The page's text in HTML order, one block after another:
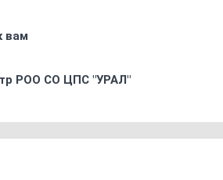
вам
РOO CO ЦПС "УРАЛ"